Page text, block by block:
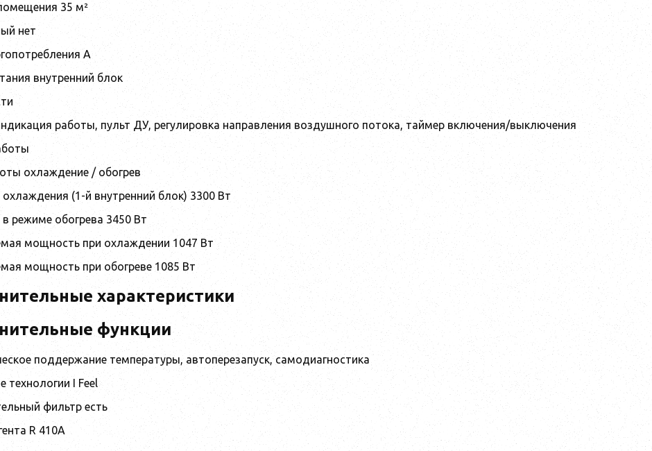
35 м²
нет
A
внутренний блок
работы, пульт ДУ, регулировка направления воздушного потока, таймер включения/выключения
охлаждение / обогрев
(1-й внутренний блок) 3300 Вт
режиме обогрева 3450 Вт
мощность при охлаждении 1047 Вт
мощность при обогреве 1085 Вт
характеристики
функции
поддержание температуры, автоперезапуск, самодиагностика
технологии I Feel
фильтр есть
R 410A